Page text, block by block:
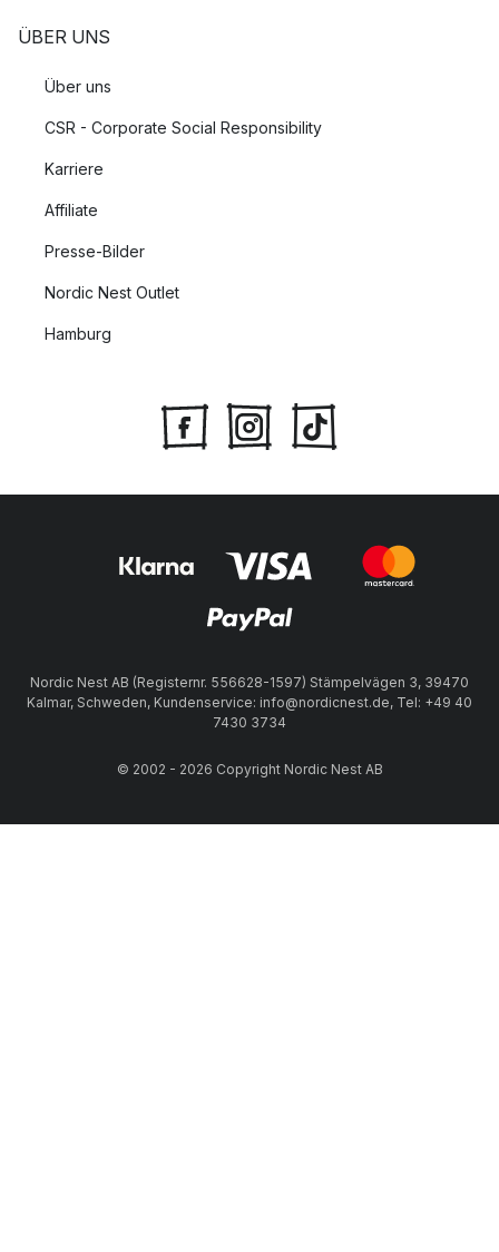
ÜBER UNS
Über uns
CSR - Corporate Social Responsibility
Karriere
Affiliate
Presse-Bilder
Nordic Nest Outlet
Hamburg
Nordic Nest AB (Registernr. 556628-1597) Stämpelvägen 3, 39470
Kalmar, Schweden, Kundenservice: info@nordicnest.de, Tel: +49 40
7430 3734
© 2002 - 2026 Copyright Nordic Nest AB